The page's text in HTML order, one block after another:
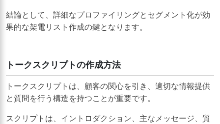
結論として、詳細なプロファイリングとセグメント化が効
果的な架電リスト作成の鍵となります。
トークスクリプトの作成方法
トークスクリプトは、顧客の関心を引き、適切な情報提供
と質問を行う構造を持つことが重要です。
スクリプトは、イントロダクション、主なメッセージ、質